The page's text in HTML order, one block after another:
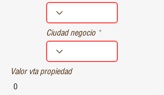
Ciudad negocio
Valor vta propiedad